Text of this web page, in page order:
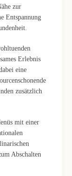
zur
Entspannung
Erlebnis
eine
zusätzlich
mit einer
Abschalten